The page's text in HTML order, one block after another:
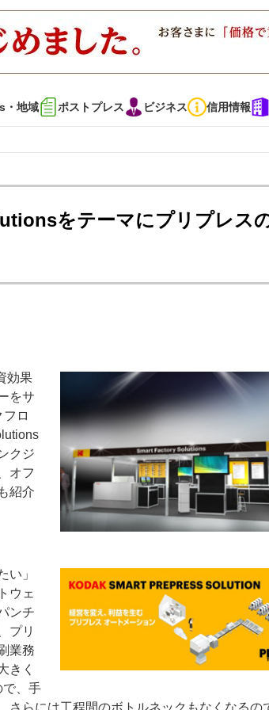
・地域 ポストプレス ビジネス 信用情報
コレクション
せ
をテーマにプリプレス
効果
をサ
ロ
クジ
オフ
紹介
い」
ウェ
ンチ
プリ
業務
きく
で、手
さらには工程間のボトルネックもなくなるの